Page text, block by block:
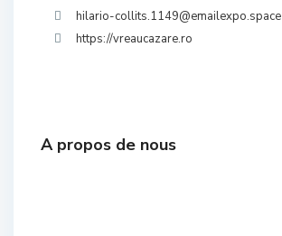
hilario-collits.1149@emailexpo.space
https://vreaucazare.ro
A propos de nous